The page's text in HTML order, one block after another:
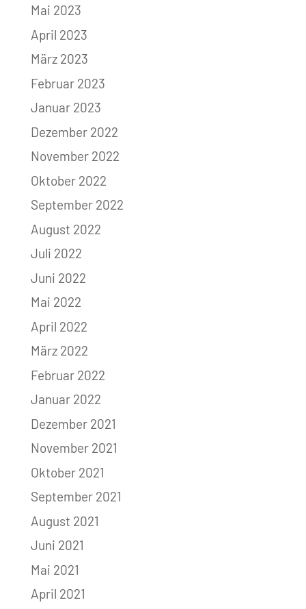
Mai 2023
April 2023
März 2023
Februar 2023
Januar 2023
Dezember 2022
November 2022
Oktober 2022
September 2022
August 2022
Juli 2022
Juni 2022
Mai 2022
April 2022
März 2022
Februar 2022
Januar 2022
Dezember 2021
November 2021
Oktober 2021
September 2021
August 2021
Juni 2021
Mai 2021
April 2021